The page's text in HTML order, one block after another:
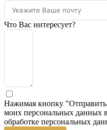
Что Вас интересует?
моих персональных данных
обработке персональных